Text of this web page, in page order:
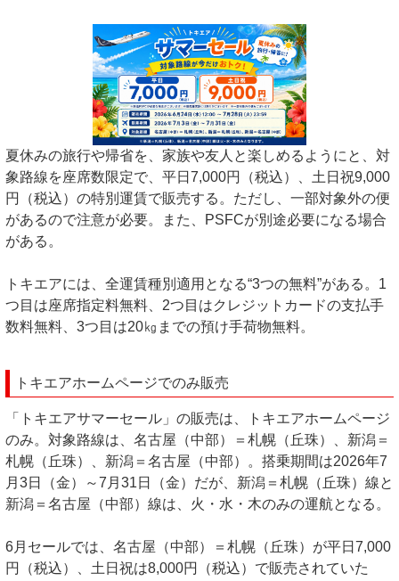
夏休みの旅行や帰省を、家族や友人と楽しめるようにと、対
象路線を座席数限定で、平日7,000円（税込）、土日祝9,000
円（税込）の特別運賃で販売する。ただし、一部対象外の便
があるので注意が必要。また、PSFCが別途必要になる場合
がある。
トキエアには、全運賃種別適用となる“3つの無料”がある。1
つ目は座席指定料無料、2つ目はクレジットカードの支払手
数料無料、3つ目は20㎏までの預け手荷物無料。
トキエアホームページでのみ販売
「トキエアサマーセール」の販売は、トキエアホームページ
のみ。対象路線は、名古屋（中部）＝札幌（丘珠）、新潟＝
札幌（丘珠）、新潟＝名古屋（中部）。搭乗期間は2026年7
月3日（金）～7月31日（金）だが、新潟＝札幌（丘珠）線と
新潟＝名古屋（中部）線は、火・水・木のみの運航となる。
6月セールでは、名古屋（中部）＝札幌（丘珠）が平日7,000
円（税込）、土日祝は8,000円（税込）で販売されていた